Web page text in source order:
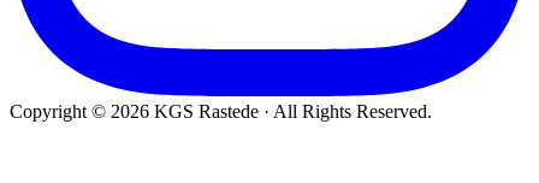
Copyright © 2026 KGS Rastede · All Rights Reserved.